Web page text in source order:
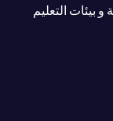
بيئات التعليم